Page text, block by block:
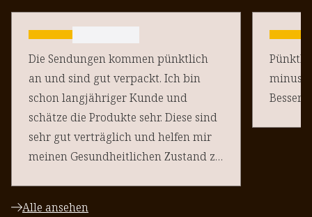
Die Sendungen kommen pünktlich
an und sind gut verpackt. Ich bin
schon langjähriger Kunde und
schätze die Produkte sehr. Diese sind
sehr gut verträglich und helfen mir
meinen Gesundheitlichen Zustand zu
Pünktlich
minus
Alle ansehen